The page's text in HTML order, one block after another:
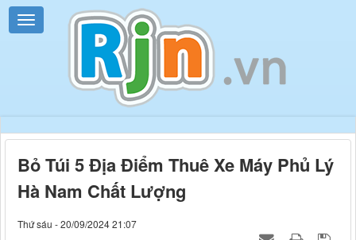
Bỏ Túi 5 Địa Điểm Thuê Xe Máy Phủ Lý
Hà Nam Chất Lượng
Thứ sáu - 20/09/2024 21:07